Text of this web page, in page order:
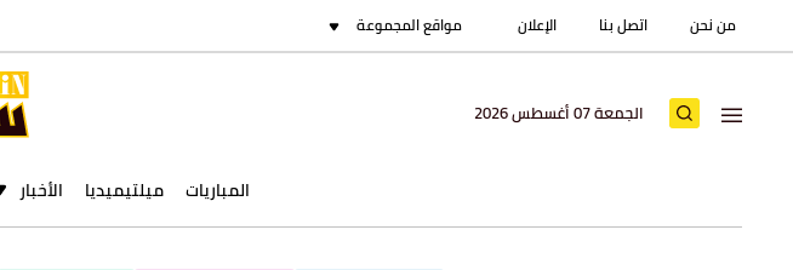
من نحن اتصل بنا الإعلان مواقع المجموعة
الجمعة 07 أغسطس 2026
المباريات ميلتيميديا الأخبار